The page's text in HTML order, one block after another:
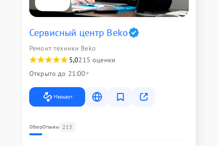
Сервисный центр Beko
Ремонт техники Beko
5,0215 оценки
Открыто до 21:00
Маршрут
ОбзорОтзывы 215